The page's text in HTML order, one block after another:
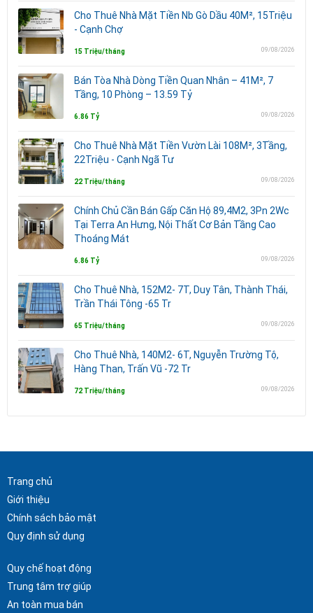
Cho Thuê Nhà Mặt Tiền Nb Gò Dầu 40M², 15Triệu
- Cạnh Chợ
15 Triệu/tháng 09/08/2026
Bán Tòa Nhà Dòng Tiền Quan Nhân – 41M², 7
Tầng, 10 Phòng – 13.59 Tỷ
6.86 Tỷ 09/08/2026
Cho Thuê Nhà Mặt Tiền Vườn Lài 108M², 3Tầng,
22Triệu - Cạnh Ngã Tư
22 Triệu/tháng 09/08/2026
Chính Chủ Cần Bán Gấp Căn Hộ 89,4M2, 3Pn 2Wc
Tại Terra An Hưng, Nội Thất Cơ Bản Tầng Cao
Thoáng Mát
6.86 Tỷ 09/08/2026
Cho Thuê Nhà, 152M2- 7T, Duy Tân, Thành Thái,
Trần Thái Tông -65 Tr
65 Triệu/tháng 09/08/2026
Cho Thuê Nhà, 140M2- 6T, Nguyễn Trường Tộ,
Hàng Than, Trấn Vũ -72 Tr
72 Triệu/tháng 09/08/2026
Trang chủ
Giới thiệu
Chính sách bảo mật
Quy định sử dụng
Quy chế hoạt động
Trung tâm trợ giúp
An toàn mua bán